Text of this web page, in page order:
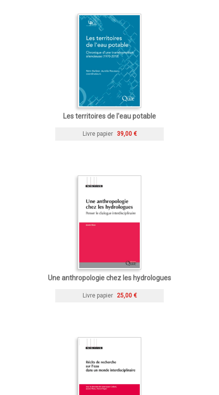
Les territoires de l'eau potable
Livre papier 39,00 €
Une anthropologie chez les hydrologues
Livre papier 25,00 €